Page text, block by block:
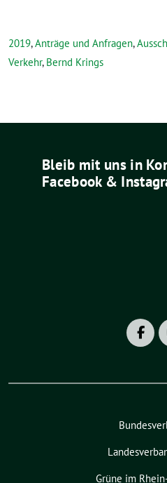
2019,Anträge und Anfragen,
Verkehr, Bernd Krings
Bleib mit uns in
Facebook &
Grüne im